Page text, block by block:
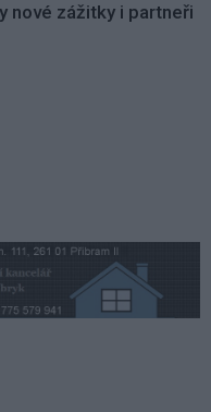
nové zážitky i partneři